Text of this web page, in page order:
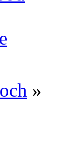
»